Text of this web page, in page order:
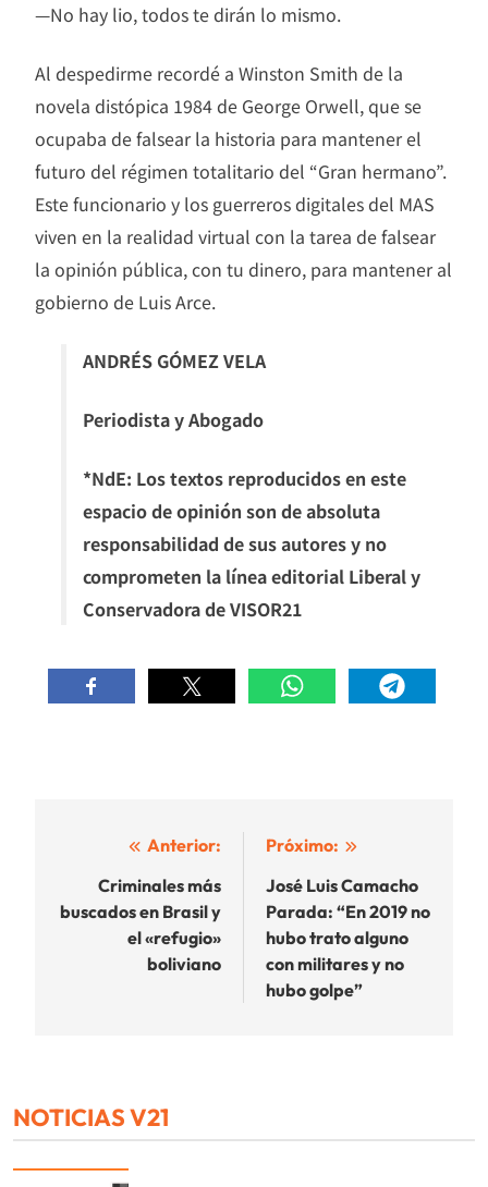
—No hay lio, todos te dirán lo mismo.
Al despedirme recordé a Winston Smith de la
novela distópica 1984 de George Orwell, que se
ocupaba de falsear la historia para mantener el
futuro del régimen totalitario del “Gran hermano”.
Este funcionario y los guerreros digitales del MAS
viven en la realidad virtual con la tarea de falsear
la opinión pública, con tu dinero, para mantener al
gobierno de Luis Arce.
ANDRÉS GÓMEZ VELA
Periodista y Abogado
*NdE: Los textos reproducidos en este
espacio de opinión son de absoluta
responsabilidad de sus autores y no
comprometen la línea editorial Liberal y
Conservadora de VISOR21
Navegación
entradas
Anterior:
Criminales más
buscados en Brasil y
el «refugio»
boliviano
Próximo:
José Luis Camacho
Parada: “En 2019 no
hubo trato alguno
con militares y no
hubo golpe”
NOTICIAS V21